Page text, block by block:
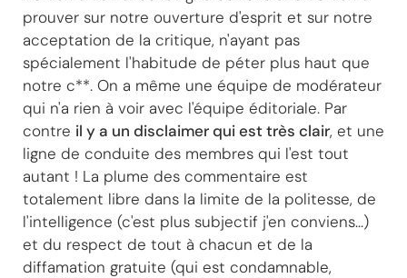
prouver sur notre ouverture d'esprit et sur notre
acceptation de la critique, n'ayant pas
spécialement l'habitude de péter plus haut que
notre c**. On a même une équipe de modérateur
qui n'a rien à voir avec l'équipe éditoriale. Par
contre il y a un disclaimer qui est très clair, et une
ligne de conduite des membres qui l'est tout
autant ! La plume des commentaire est
totalement libre dans la limite de la politesse, de
l'intelligence (c'est plus subjectif j'en conviens...)
et du respect de tout à chacun et de la
diffamation gratuite (qui est condamnable,